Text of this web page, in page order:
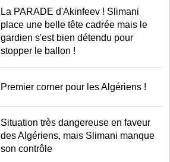
La PARADE d'Akinfeev ! Slimani
place une belle tête cadrée mais le
gardien s'est bien détendu pour
stopper le ballon !
Premier corner pour les Algériens !
Situation très dangereuse en faveur
des Algériens, mais Slimani manque
son contrôle